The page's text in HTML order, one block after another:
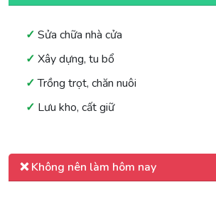
Sửa chữa nhà cửa
Xây dựng, tu bổ
Trồng trọt, chăn nuôi
Lưu kho, cất giữ
❌ Không nên làm hôm nay